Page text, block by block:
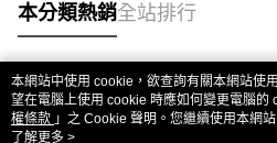
本分類熱銷全站排行
熱門標籤
本網站中使用 cookie，欲查詢有關本網站使
望在電腦上使用 cookie 時應如何變更電腦的
權條款 」之 Cookie 聲明。您繼續使用本網
用條款之 Cookie 聲明使用 cookie。
了解更多 >